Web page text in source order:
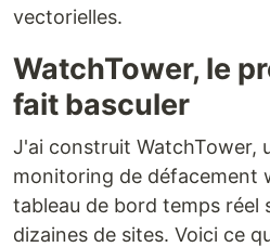
vectorielles.
WatchTower, le
fait basculer
J'ai construit WatchTower,
monitoring de défacement
tableau de bord temps réel
dizaines de sites. Voici ce